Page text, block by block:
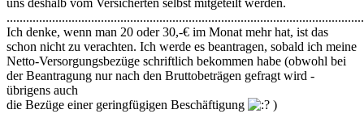
uns deshalb vom Versicherten selbst mitgeteilt werden.
Ich denke, wenn man 20 oder 30,-€ im Monat mehr hat, ist das
schon nicht zu verachten. Ich werde es beantragen, sobald ich meine
Netto-Versorgungsbezüge schriftlich bekommen habe (obwohl bei
der Beantragung nur nach den Bruttobeträgen gefragt wird -
übrigens auch
die Bezüge einer geringfügigen Beschäftigung
)